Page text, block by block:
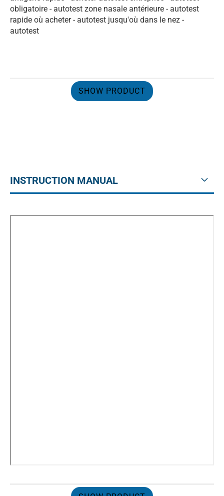
obligatoire - autotest zone nasale antérieure - autotest
rapide où acheter - autotest jusqu'où dans le nez -
autotest
SHOW PRODUCT
INSTRUCTION MANUAL